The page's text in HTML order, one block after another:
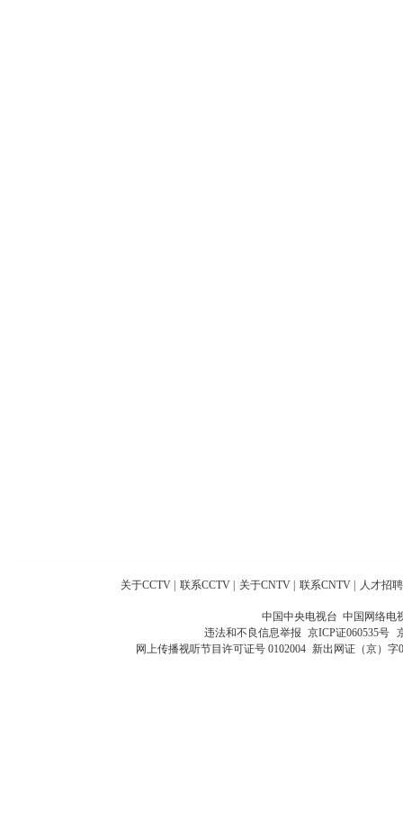
关于CCTV 联系CCTV 关于CNTV 联系CNTV 人才招聘
中国中央电视台 中国网络电
违法和不良信息举报 京ICP证060535号
网上传播视听节目许可证号 0102004 新出网证（京）